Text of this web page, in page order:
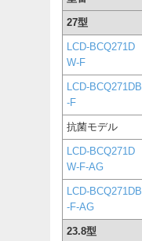
27型
LCD-BCQ271D
W-F
LCD-BCQ271DB
-F
抗菌モデル
LCD-BCQ271D
W-F-AG
LCD-BCQ271DB
-F-AG
23.8型